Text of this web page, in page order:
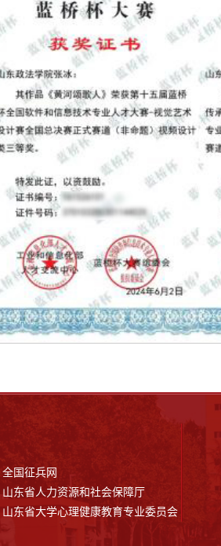
全国征兵网
山东省人力资源和社会保障厅
山东省大学心理健康教育专业委员会